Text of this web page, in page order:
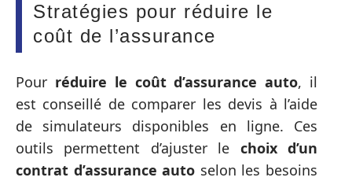
Stratégies pour réduire le
coût de l’assurance
Pour réduire le coût d’assurance auto, il
est conseillé de comparer les devis à l’aide
de simulateurs disponibles en ligne. Ces
outils permettent d’ajuster le choix d’un
contrat d’assurance auto selon les besoins